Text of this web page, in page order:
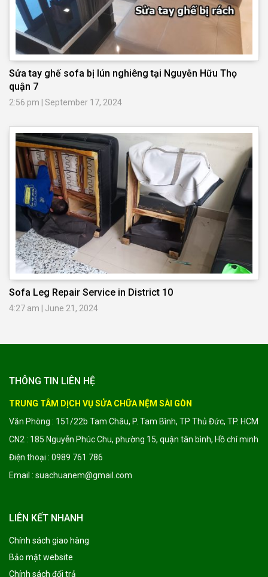
Sửa tay ghế sofa bị lún nghiêng tại Nguyễn Hữu Thọ
quận 7
2:56 pm September 17, 2024
Sofa Leg Repair Service in District 10
4:27 am June 21, 2024
THÔNG TIN LIÊN HỆ
TRUNG TÂM DỊCH VỤ SỬA CHỮA NỆM SÀI GÒN
Văn Phòng : 151/22b Tam Châu, P. Tam Bình, TP Thủ Đức, TP. HCM
CN2 : 185 Nguyễn Phúc Chu, phường 15, quận tân bình, Hồ chí minh
Điện thoại : 0989 761 786
Email : suachuanem@gmail.com
LIÊN KẾT NHANH
Chính sách giao hàng
Bảo mật website
Chính sách đổi trả